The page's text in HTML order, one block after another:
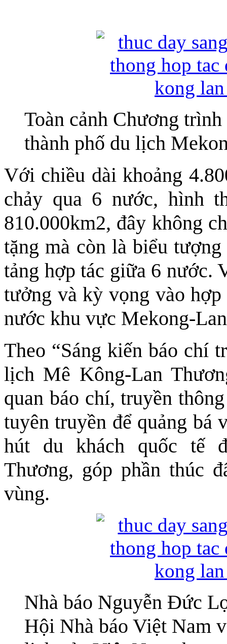
Toàn cảnh Chương
thành phố du lịch
Với chiều dài khoảng
chảy qua 6 nước, hình
810.000km2, đây không
tặng mà còn là biểu
tảng hợp tác giữa 6 nước.
tưởng và kỳ vọng vào
nước khu vực Mekong-
Theo “Sáng kiến báo chí
lịch Mê Kông-Lan
quan báo chí, truyền
tuyên truyền để quảng bá
hút du khách quốc tế
Thương, góp phần thúc
vùng.
Nhà báo Nguyễn Đức
Hội Nhà báo Việt Nam